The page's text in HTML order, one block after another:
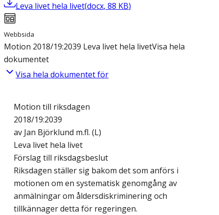
Leva livet hela livet(docx, 88 KB)
Webbsida
Motion 2018/19:2039 Leva livet hela livetVisa hela
dokumentet
Visa hela dokumentet för
Motion till riksdagen
2018/19:2039
av Jan Björklund m.fl. (L)
Leva livet hela livet
Förslag till riksdagsbeslut
Riksdagen ställer sig bakom det som anförs i
motionen om en systematisk genomgång av
anmälningar om åldersdiskriminering och
tillkännager detta för regeringen.